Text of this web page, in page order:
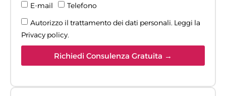
E-mail
Telefono
Autorizzo il trattamento dei dati personali. Leggi la
Privacy policy.
Richiedi Consulenza Gratuita →